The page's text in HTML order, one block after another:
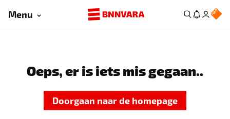
Menu
Oeps, er is iets mis gegaan..
Doorgaan naar de homepage